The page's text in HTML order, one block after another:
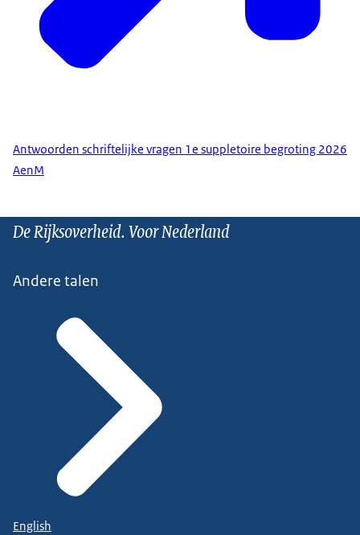
Antwoorden schriftelijke vragen 1e suppletoire begroting 2026
AenM
De Rijksoverheid. Voor Nederland
Andere talen
English